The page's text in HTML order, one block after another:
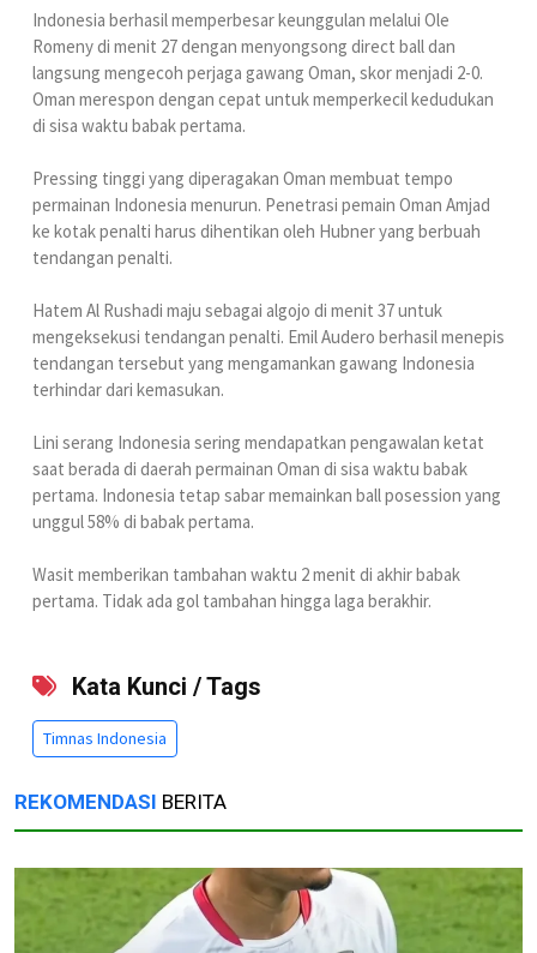
Indonesia berhasil memperbesar keunggulan melalui Ole
Romeny di menit 27 dengan menyongsong direct ball dan
langsung mengecoh perjaga gawang Oman, skor menjadi 2-0.
Oman merespon dengan cepat untuk memperkecil kedudukan
di sisa waktu babak pertama.
Pressing tinggi yang diperagakan Oman membuat tempo
permainan Indonesia menurun. Penetrasi pemain Oman Amjad
ke kotak penalti harus dihentikan oleh Hubner yang berbuah
tendangan penalti.
Hatem Al Rushadi maju sebagai algojo di menit 37 untuk
mengeksekusi tendangan penalti. Emil Audero berhasil menepis
tendangan tersebut yang mengamankan gawang Indonesia
terhindar dari kemasukan.
Lini serang Indonesia sering mendapatkan pengawalan ketat
saat berada di daerah permainan Oman di sisa waktu babak
pertama. Indonesia tetap sabar memainkan ball posession yang
unggul 58% di babak pertama.
Wasit memberikan tambahan waktu 2 menit di akhir babak
pertama. Tidak ada gol tambahan hingga laga berakhir.
Kata Kunci / Tags
Timnas Indonesia
REKOMENDASI BERITA